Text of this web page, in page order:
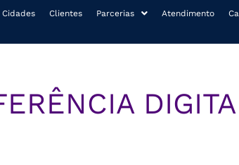
Cidades Clientes Parcerias Atendimento